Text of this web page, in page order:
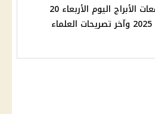
اعرف توقعات الأبراج اليوم الأربعاء 20